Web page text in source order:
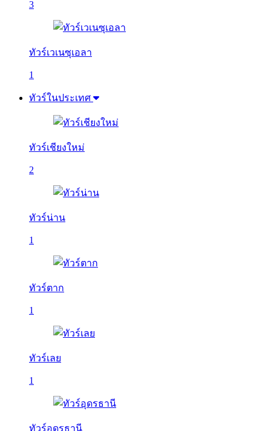
3
ทัวร์เวเนซุเอลา
1
ทัวร์ในประเทศ
ทัวร์เชียงใหม่
2
ทัวร์น่าน
1
ทัวร์ตาก
1
ทัวร์เลย
1
ทัวร์อุดรธานี